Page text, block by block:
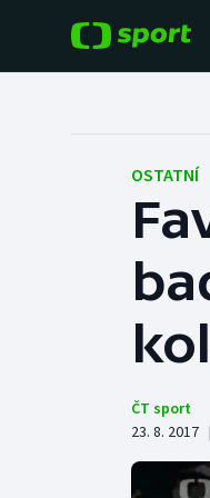
Hokej
Tenis
Atletika
OSTATNÍ
ČT sport
23. 8. 2017 |